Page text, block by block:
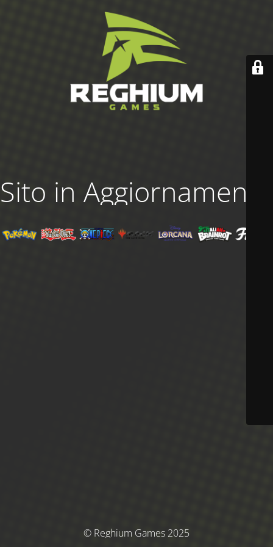
Sito in Aggiornamento
© Reghium Games 2025